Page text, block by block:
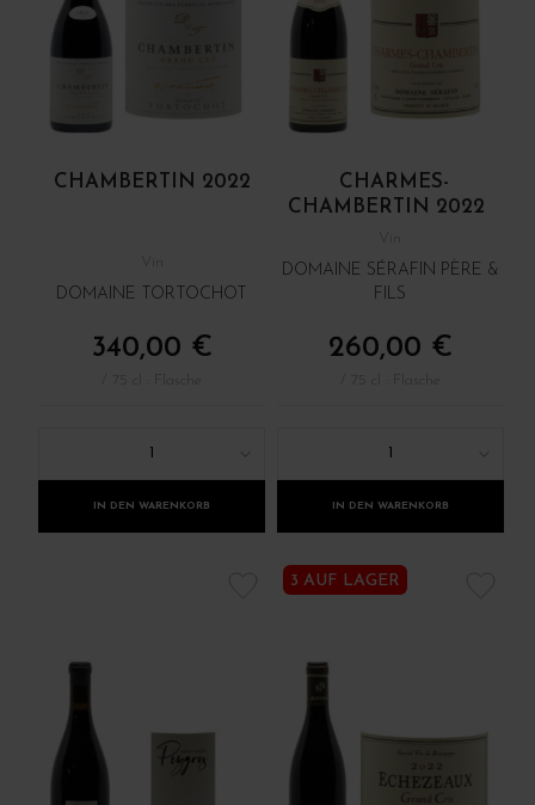
CHAMBERTIN 2022
DOMAINE TORTOCHOT
340,00 €
1
IN DEN WARENKORB
CHARMES-
CHAMBERTIN 2022
DOMAINE SÉRAFIN PÈRE &
FILS
260,00 €
1
IN DEN WARENKORB
3 AUF LAGER